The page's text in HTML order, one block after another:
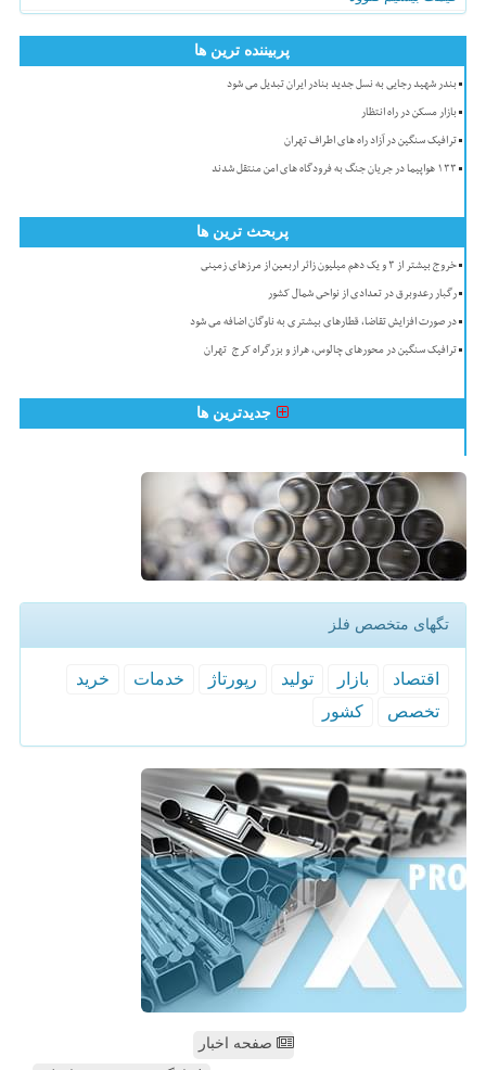
پربیننده ترین ها
بندر شهید رجایی به نسل جدید بنادر ایران تبدیل می شود
بازار مسکن در راه انتظار
ترافیک سنگین در آزاد راه های اطراف تهران
۱۳۳ هواپیما در جریان جنگ به فرودگاه های امن منتقل شدند
پربحث ترین ها
خروج بیشتر از ۳ و یک دهم میلیون زائر اربعین از مرزهای زمینی
رگبار رعدوبرق در تعدادی از نواحی شمال کشور
در صورت افزایش تقاضا، قطارهای بیشتری به ناوگان اضافه می شود
ترافیک سنگین در محورهای چالوس، هراز و بزرگراه کرج-تهران
جدیدترین ها
تگهای متخصص فلز
اقتصاد بازار تولید رپورتاژ خدمات
خرید
تخصص
كشور
صفحه اخبار